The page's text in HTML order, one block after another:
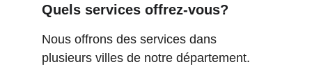
Quels services offrez-vous?
Nous offrons des services dans
plusieurs villes de notre département.